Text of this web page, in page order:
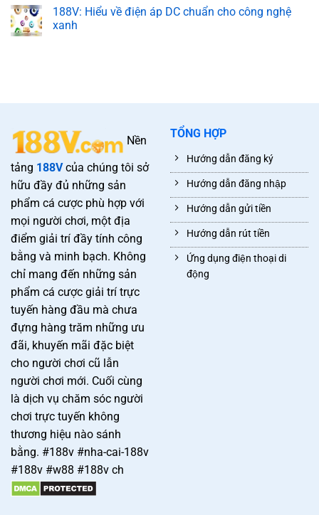
188V: Hiểu về điện áp DC chuẩn cho công nghệ
xanh
Nền
tảng 188Vcủa chúng tôi sở
hữu đầy đủ những sản
phẩm cá cược phù hợp với
mọi người chơi, một địa
điểm giải trí đầy tính công
bằng và minh bạch. Không
chỉ mang đến những sản
phẩm cá cược giải trí trực
tuyến hàng đầu mà chưa
đựng hàng trăm những ưu
đãi, khuyến mãi đặc biệt
cho người chơi cũ lẫn
người chơi mới. Cuối cùng
là dịch vụ chăm sóc người
chơi trực tuyến không
thương hiệu nào sánh
bằng. #188v #nha-cai-188v
#188v #w88 #188v ch
TỔNG HỢP
Hướng dẫn đăng ký
Hướng dẫn đăng nhập
Hướng dẫn gửi tiền
Hướng dẫn rút tiền
Ứng dụng điện thoại di
động